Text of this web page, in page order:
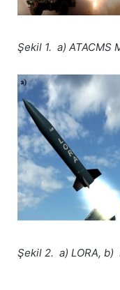
Şekil 1. a) ATACMS
Şekil 2. a) LORA, b)